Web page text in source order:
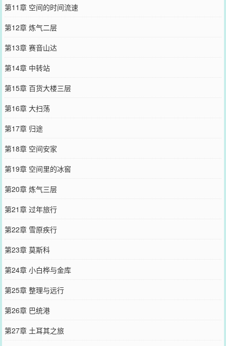
第11章 空间的时间流速
第12章 炼气二层
第13章 赛音山达
第14章 中转站
第15章 百货大楼三层
第16章 大扫荡
第17章 归途
第18章 空间安家
第19章 空间里的冰窖
第20章 炼气三层
第21章 过年旅行
第22章 雪原疾行
第23章 莫斯科
第24章 小白桦与金库
第25章 整理与远行
第26章 巴统港
第27章 土耳其之旅